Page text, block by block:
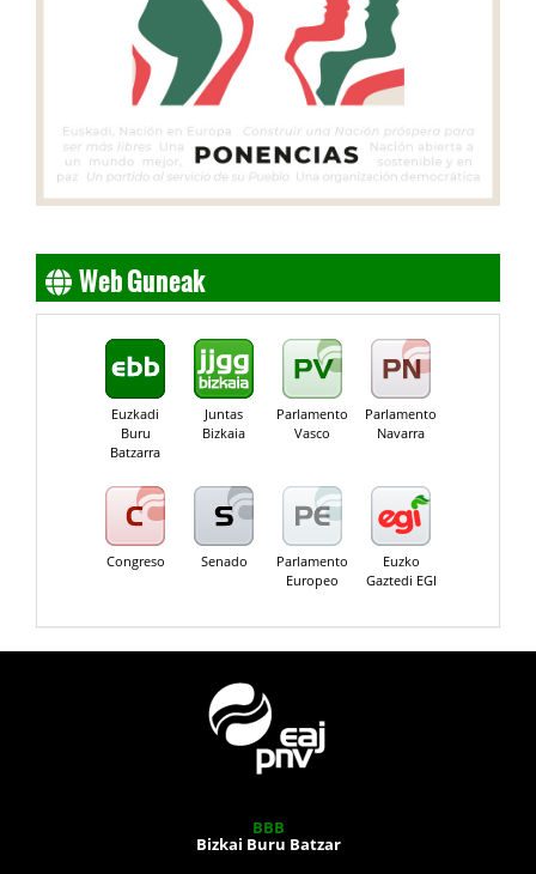
Web Guneak
Euzkadi
Buru
Batzarra
Juntas
Bizkaia
Parlamento
Vasco
Parlamento
Navarra
Congreso Senado
Parlamento
Europeo
Euzko
Gaztedi EGI
BBB
Bizkai Buru Batzar